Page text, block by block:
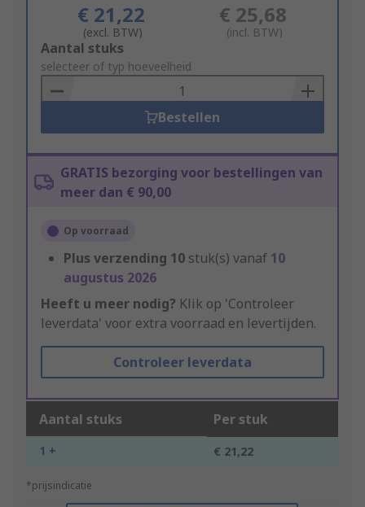
€ 21,22
(excl. BTW)
€ 25,68
(incl. BTW)
Add
to
Basket
Aantal stuks
selecteer of typ hoeveelheid
Bestellen
GRATIS bezorging voor bestellingen van
meer dan € 90,00
Op voorraad
Plus verzending 10 stuk(s) vanaf 10
augustus 2026
Heeft u meer nodig? Klik op 'Controleer
leverdata' voor extra voorraad en levertijden.
Controleer leverdata
Aantal stuks Per stuk
1 + € 21,22
*prijsindicatie